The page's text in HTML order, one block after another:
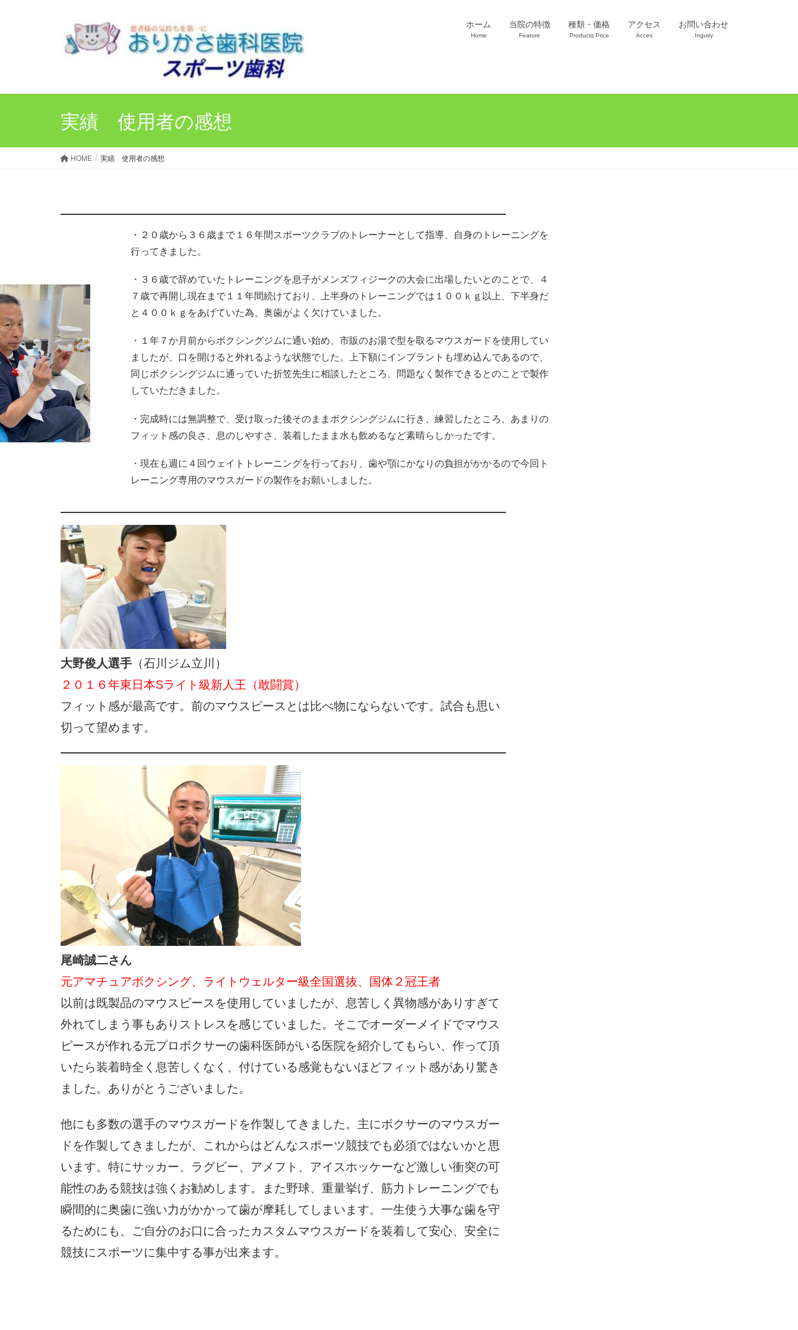
ホーム
Home
当院の特徴
Feature
種類・価格
Products Price
アクセス
Acces
お問い合わせ
Inguiry
実績 使用者の感想
HOME 実績 使用者の感想
・２０歳から３６歳まで１６年間スポーツクラブのトレーナーとして指導、自身のトレーニングを
行ってきました。
・３６歳で辞めていたトレーニングを息子がメンズフィジークの大会に出場したいとのことで、４
７歳で再開し現在まで１１年間続けており、上半身のトレーニングでは１００ｋｇ以上、下半身だ
と４００ｋｇをあげていた為、奥歯がよく欠けていました。
・１年７か月前からボクシングジムに通い始め、市販のお湯で型を取るマウスガードを使用してい
ましたが、口を開けると外れるような状態でした。上下額にインプラントも埋め込んであるので、
同じボクシングジムに通っていた折笠先生に相談したところ、問題なく製作できるとのことで製作
していただきました。
・完成時には無調整で、受け取った後そのままボクシングジムに行き、練習したところ、あまりの
フィット感の良さ、息のしやすさ、装着したまま水も飲めるなど素晴らしかったです。
・現在も週に４回ウェイトトレーニングを行っており、歯や顎にかなりの負担がかかるので今回ト
レーニング専用のマウスガードの製作をお願いしました。
大野俊人選手 （石川ジム立川）
２０１６年東日本Sライト級新人王（敢闘賞）
フィット感が最高です。前のマウスピースとは比べ物にならないです。試合も思い
切って望めます。
尾崎誠二さん
元アマチュアボクシング、ライトウェルター級全国選抜、国体２冠王者
以前は既製品のマウスピースを使用していましたが、息苦しく異物感がありすぎて
外れてしまう事もありストレスを感じていました。そこでオーダーメイドでマウス
ピースが作れる元プロボクサーの歯科医師がいる医院を紹介してもらい、作って頂
いたら装着時全く息苦しくなく、付けている感覚もないほどフィット感があり驚き
ました。ありがとうございました。
他にも多数の選手のマウスガードを作製してきました。主にボクサーのマウスガー
ドを作製してきましたが、これからはどんなスポーツ競技でも必須ではないかと思
います。特にサッカー、ラグビー、アメフト、アイスホッケーなど激しい衝突の可
能性のある競技は強くお勧めします。また野球、重量挙げ、筋力トレーニングでも
瞬間的に奥歯に強い力がかかって歯が摩耗してしまいます。一生使う大事な歯を守
るためにも、ご自分のお口に合ったカスタムマウスガードを装着して安心、安全に
競技にスポーツに集中する事が出来ます。